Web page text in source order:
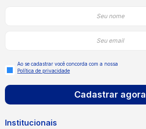
Ao se cadastrar você concorda com a nossa
Política de privacidade
Cadastrar agora
Institucionais